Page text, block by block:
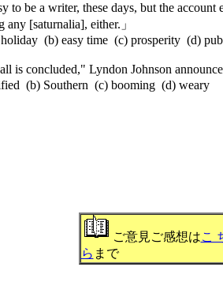
to be a writer, these days, but the
any [saturnalia], either.」
(b) easy time (c) prosperity (d)
is concluded," Lyndon Johnson
(b) Southern (c) booming (d) weary
ご意見ご感想はこ
ら まで